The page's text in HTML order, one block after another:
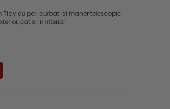
cu peri curbati si maner telescopic
cat si in interior.